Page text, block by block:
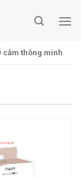
cắm thông minh